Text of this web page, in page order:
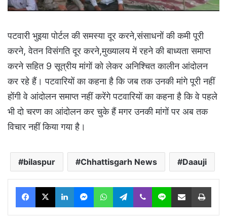
पटवारी भुइया पोर्टल की समस्या दूर करने,संसाधनों की कमी पूरी
करने, वेतन विसंगति दूर करने,मुख्यालय में रहने की बाध्यता समाप्त
करने सहित 9 सूत्रीय मांगों को लेकर अनिश्चित कालीन आंदोलन
कर रहे हैं। पटवारियों का कहना है कि जब तक उनकी मांगे पूरी नहीं
होंगी वे आंदोलन समाप्त नहीं करेंगे पटवारियों का कहना है कि वे पहले
भी दो चरण का आंदोलन कर चुके हैं मगर उनकी मांगों पर अब तक
विचार नहीं किया गया है।
bilaspur Chhattisgarh News Daauji
Facebook
X LinkedInMessengerWhatsAppTelegram
Viber Line Share via Email Print